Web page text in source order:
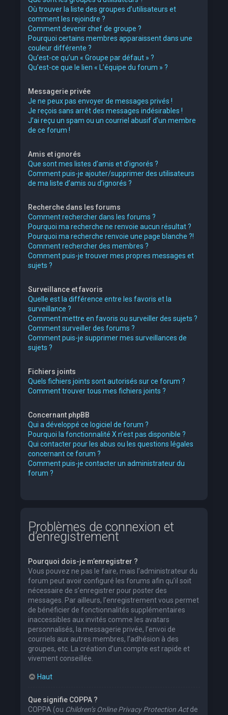
Où trouver la liste des groupes d’utilisateurs et
comment les rejoindre ?
Comment devenir chef de groupe ?
Pourquoi certains membres apparaissent dans une
couleur différente ?
Qu’est-ce qu’un « Groupe par défaut » ?
Qu’est-ce que le lien « L’équipe du forum » ?
Messagerie privée
Je ne peux pas envoyer de messages privés !
Je reçois sans arrêt des messages indésirables !
J’ai reçu un spam ou un courriel abusif d’un membre
de ce forum !
Amis et ignorés
Que sont mes listes d’amis et d’ignorés ?
Comment puis-je ajouter/supprimer des utilisateurs
de ma liste d’amis ou d’ignorés ?
Recherche dans les forums
Comment rechercher dans les forums ?
Pourquoi ma recherche ne renvoie aucun résultat ?
Pourquoi ma recherche renvoie une page blanche ?!
Comment rechercher des membres ?
Comment puis-je trouver mes propres messages et
sujets ?
Surveillance et favoris
Quelle est la différence entre les favoris et la
surveillance ?
Comment mettre en favoris ou surveiller des sujets ?
Comment surveiller des forums ?
Comment puis-je supprimer mes surveillances de
sujets ?
Fichiers joints
Quels fichiers joints sont autorisés sur ce forum ?
Comment trouver tous mes fichiers joints ?
Concernant phpBB
Qui a développé ce logiciel de forum ?
Pourquoi la fonctionnalité X n’est pas disponible ?
Qui contacter pour les abus ou les questions légales
concernant ce forum ?
Comment puis-je contacter un administrateur du
forum ?
Problèmes de connexion et
d’enregistrement
Pourquoi dois-je m’enregistrer ?
Vous pouvez ne pas le faire, mais l’administrateur du
forum peut avoir configuré les forums afin qu’il soit
nécessaire de s’enregistrer pour poster des
messages. Par ailleurs, l’enregistrement vous permet
de bénéficier de fonctionnalités supplémentaires
inaccessibles aux invités comme les avatars
personnalisés, la messagerie privée, l’envoi de
courriels aux autres membres, l’adhésion à des
groupes, etc. La création d’un compte est rapide et
vivement conseillée.
Haut
Que signifie COPPA ?
COPPA (ou Children’s Online Privacy Protection Actde